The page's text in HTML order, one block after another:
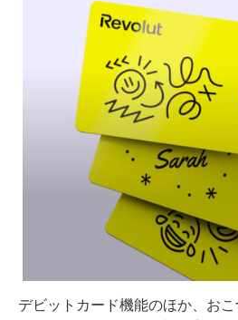
デビットカード機能のほか、お